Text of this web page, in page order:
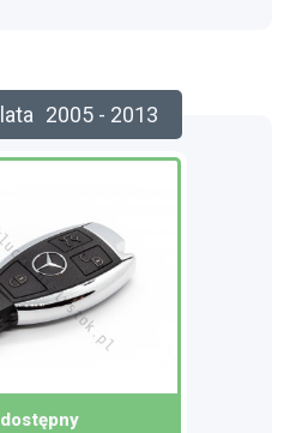
lata 2005 - 2013
dostępny